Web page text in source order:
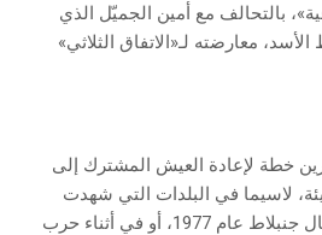
بالتحالف مع أمين الجميّل الذي
معارضته لـ«الاتفاق الثلاثي»
خطة لإعادة العيش المشترك إلى
لاسيما في البلدات التي شهدت
مجازر سواء إثر اغتيال كمال جنبلاط عام 1977، أو في أثناء حرب